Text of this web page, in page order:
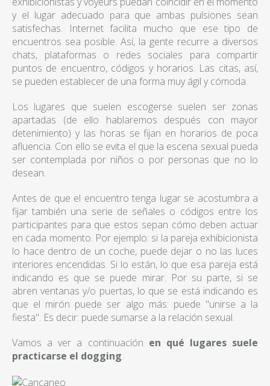
y el lugar adecuado para que ambas pulsiones sean
satisfechas. Internet facilita mucho que ese tipo de
encuentros sea posible. Así, la gente recurre a diversos
chats, plataformas o redes sociales para compartir
puntos de encuentro, códigos y horarios. Las citas, así,
se pueden establecer de una forma muy ágil y cómoda.
Los lugares que suelen escogerse suelen ser zonas
apartadas (de ello hablaremos después con mayor
detenimiento) y las horas se fijan en horarios de poca
afluencia. Con ello se evita el que la escena sexual pueda
ser contemplada por niños o por personas que no lo
desean.
Antes de que el encuentro tenga lugar se acostumbra a
fijar también una serie de señales o códigos entre los
participantes para que estos sepan cómo deben actuar
en cada momento. Por ejemplo: si la pareja exhibicionista
lo hace dentro de un coche, puede dejar o no las luces
interiores encendidas. Si lo están, lo que esa pareja está
indicando es que se puede mirar. Por su parte, si se
abren ventanas y/o puertas, lo que se está indicando es
que el mirón puede ser algo más: puede "unirse a la
fiesta". Es decir: puede sumarse a la relación sexual.
Vamos a ver a continuación en qué lugares suele
practicarse el dogging.